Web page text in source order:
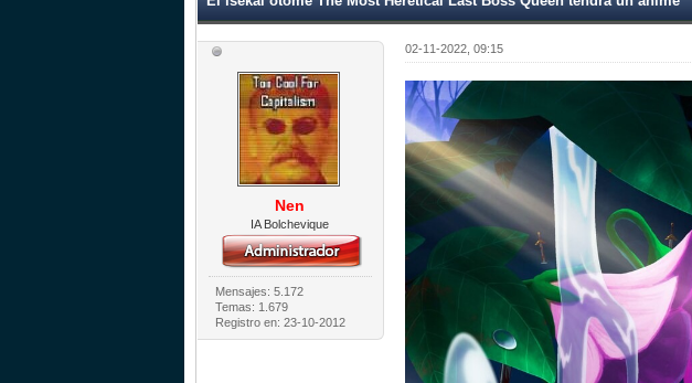
Nen
IA Bolchevique
Mensajes: 5.172
Temas: 1.679
Registro en: 23-10-2012
02-11-2022, 09:15